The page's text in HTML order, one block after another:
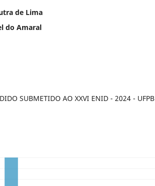
de Lima
do Amaral
SUBMETIDO AO XXVI ENID - 2024 - UFPB